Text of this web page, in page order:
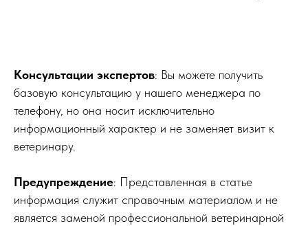
Консультации экспертов: Вы можете получить
базовую консультацию у нашего менеджера по
телефону, но она носит исключительно
информационный характер и не заменяет визит к
ветеринару.
Предупреждение: Представленная в статье
информация служит справочным материалом и не
является заменой профессиональной ветеринарной